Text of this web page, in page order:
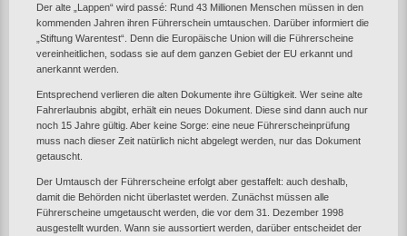
Der alte „Lappen“ wird passé: Rund 43 Millionen Menschen müssen in den
kommenden Jahren ihren Führerschein umtauschen. Darüber informiert die
„Stiftung Warentest“. Denn die Europäische Union will die Führerscheine
vereinheitlichen, sodass sie auf dem ganzen Gebiet der EU erkannt und
anerkannt werden.
Entsprechend verlieren die alten Dokumente ihre Gültigkeit. Wer seine alte
Fahrerlaubnis abgibt, erhält ein neues Dokument. Diese sind dann auch nur
noch 15 Jahre gültig. Aber keine Sorge: eine neue Führerscheinprüfung
muss nach dieser Zeit natürlich nicht abgelegt werden, nur das Dokument
getauscht.
Der Umtausch der Führerscheine erfolgt aber gestaffelt: auch deshalb,
damit die Behörden nicht überlastet werden. Zunächst müssen alle
Führerscheine umgetauscht werden, die vor dem 31. Dezember 1998
ausgestellt wurden. Wann sie aussortiert werden, darüber entscheidet der